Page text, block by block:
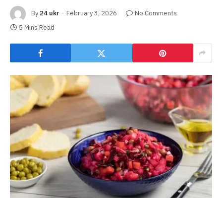
By 24 ukr February 3, 2026
No Comments
5 Mins Read